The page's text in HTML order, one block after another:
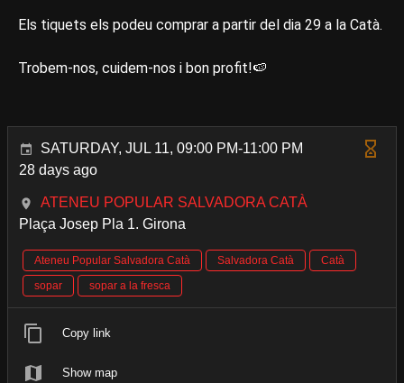
Els tiquets els podeu comprar a partir del dia 29 a la Catà.
Trobem-nos, cuidem-nos i bon profit!🍉
SATURDAY, JUL 11, 09:00 PM-11:00 PM
28 days ago
ATENEU POPULAR SALVADORA CATÀ
Plaça Josep Pla 1. Girona
Ateneu Popular Salvadora Catà Salvadora Catà
Catà
sopar
sopar a la fresca
Copy link
Show map